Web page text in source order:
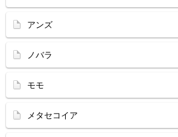
アンズ
ノバラ
モモ
メタセコイア